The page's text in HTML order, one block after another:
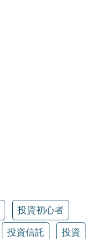
投資初心者
投資信託
投資